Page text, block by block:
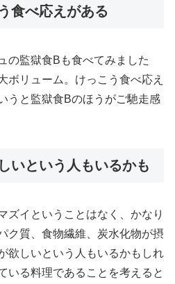
食べ応えがある
の監獄食Bも食べてみました
ボリューム。けっこう食べ応え
うと監獄食Bのほうがご馳走感
いという人もいるかも
ズイということはなく、かなり
ク質、食物繊維、炭水化物が摂
欲しいという人もいるかもしれ
いる料理であることを考えると